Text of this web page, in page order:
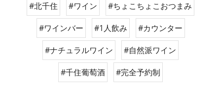
#北千住 #ワイン #ちょこちょこおつまみ
#ワインバー #1人飲み #カウンター
#ナチュラルワイン #自然派ワイン
#千住葡萄酒 #完全予約制